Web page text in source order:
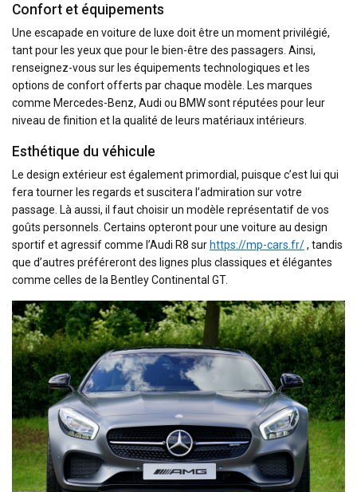
Confort et équipements
Une escapade en voiture de luxe doit être un moment privilégié,
tant pour les yeux que pour le bien-être des passagers. Ainsi,
renseignez-vous sur les équipements technologiques et les
options de confort offerts par chaque modèle. Les marques
comme Mercedes-Benz, Audi ou BMW sont réputées pour leur
niveau de finition et la qualité de leurs matériaux intérieurs.
Esthétique du véhicule
Le design extérieur est également primordial, puisque c’est lui qui
fera tourner les regards et suscitera l’admiration sur votre
passage. Là aussi, il faut choisir un modèle représentatif de vos
goûts personnels. Certains opteront pour une voiture au design
sportif et agressif comme l’Audi R8 sur https://mp-cars.fr/, tandis
que d’autres préféreront des lignes plus classiques et élégantes
comme celles de la Bentley Continental GT.